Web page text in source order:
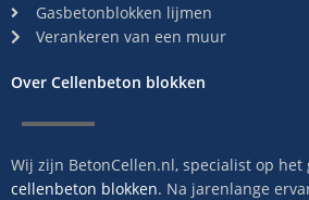
Gasbetonblokken lijmen
Verankeren van een muur
Over Cellenbeton blokken
Wij zijn BetonCellen.nl, specialist op het
cellenbeton blokken. Na jarenlange